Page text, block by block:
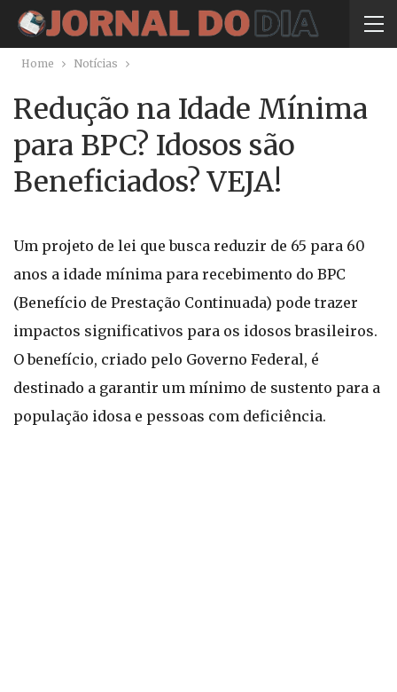
Home Notícias
Redução na Idade Mínima
para BPC? Idosos são
Beneficiados? VEJA!
Um projeto de lei que busca reduzir de 65 para 60
anos a idade mínima para recebimento do BPC
(Benefício de Prestação Continuada) pode trazer
impactos significativos para os idosos brasileiros.
O benefício, criado pelo Governo Federal, é
destinado a garantir um mínimo de sustento para a
população idosa e pessoas com deficiência.